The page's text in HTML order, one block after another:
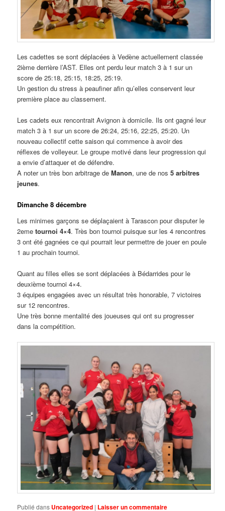
Les cadettes se sont déplacées à Vedène actuellement classée
2ième derrière l’AST. Elles ont perdu leur match 3 à 1 sur un
score de 25:18, 25:15, 18:25, 25:19.
Un gestion du stress à peaufiner afin qu’elles conservent leur
première place au classement.
Les cadets eux rencontrait Avignon à domicile. Ils ont gagné leur
match 3 à 1 sur un score de 26:24, 25:16, 22:25, 25:20. Un
nouveau collectif cette saison qui commence à avoir des
réflexes de volleyeur. Le groupe motivé dans leur progression qui
a envie d’attaquer et de défendre.
A noter un très bon arbitrage deManon, une de nos5 arbitres
jeunes.
Dimanche 8 décembre
Les minimes garçons se déplaçaient à Tarascon pour disputer le
2emetournoi 4×4. Très bon tournoi puisque sur les 4 rencontres
3 ont été gagnées ce qui pourrait leur permettre de jouer en poule
1 au prochain tournoi.
Quant au filles elles se sont déplacées à Bédarrides pour le
deuxième tournoi 4×4.
3 équipes engagées avec un résultat très honorable, 7 victoires
sur 12 rencontres.
Une très bonne mentalité des joueuses qui ont su progresser
dans la compétition.
Publié dans Uncategorized | Laisser un commentaire